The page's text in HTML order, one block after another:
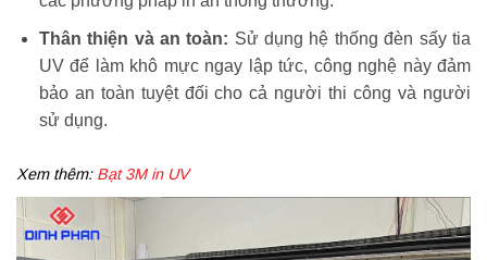
Thân thiện và an toàn: Sử dụng hệ thống đèn sấy tia
UV để làm khô mực ngay lập tức, công nghệ này đảm
bảo an toàn tuyệt đối cho cả người thi công và người
sử dụng.
Xem thêm: Bạt 3M in UV